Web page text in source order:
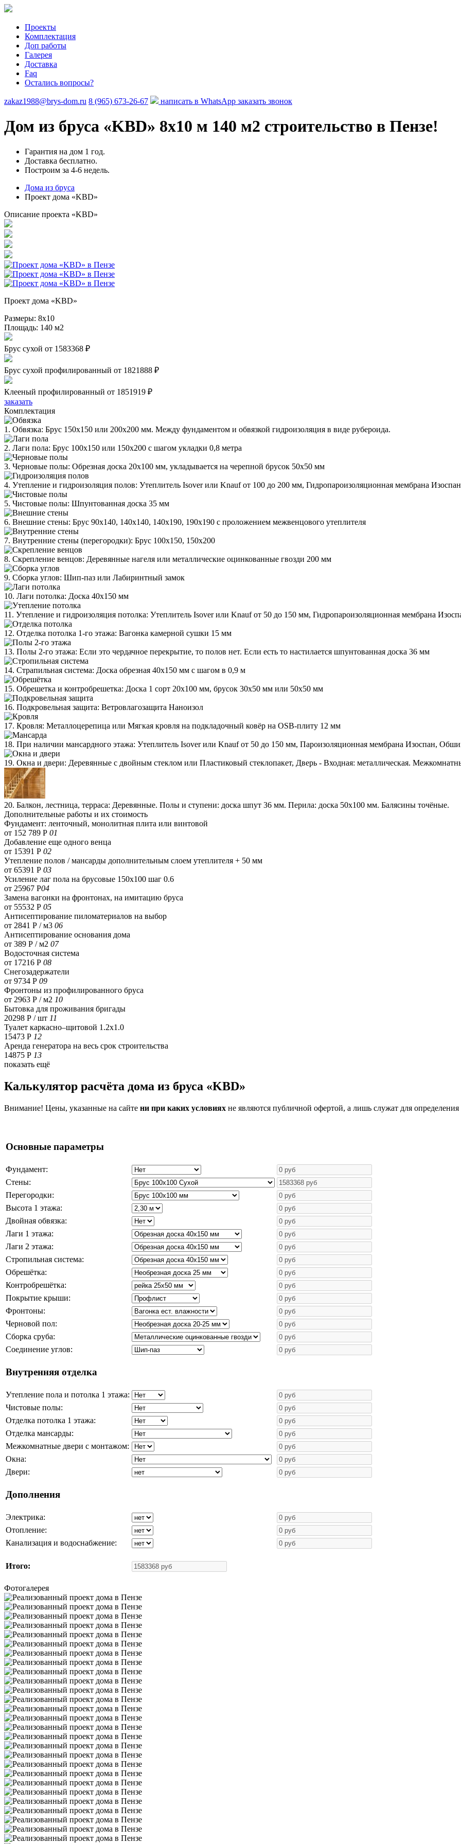
Проекты
Комплектация
Доп работы
Галерея
Доставка
Faq
Остались вопросы?
zakaz1988@brys-dom.ru 8 (965) 673-26-67 написать в WhatsApp заказать звонок
Дом из бруса «KBD» 8х10 м 140 м2 строительство в Пензе!
Гарантия на дом 1 год.
Доставка бесплатно.
Построим за 4-6 недель.
Дома из бруса
Проект дома «KBD»
Описание проекта «KBD»
Проект дома «KBD»
Размеры: 8х10
Площадь: 140 м2
Брус сухой от 1583368 ₽
Брус сухой профилированный от 1821888 ₽
Клееный профилированный от 1851919 ₽
заказать
Комплектация
1. Обвязка: Брус 150х150 или 200х200 мм. Между фундаментом и обвязкой гидроизоляция в виде рубероида.
2. Лаги пола: Брус 100х150 или 150х200 с шагом укладки 0,8 метра
3. Черновые полы: Обрезная доска 20х100 мм, укладывается на черепной брусок 50х50 мм
4. Утепление и гидроизоляция полов: Утеплитель Isover или Knauf от 100 до 200 мм, Гидропароизоляционная мембрана Изоспан
5. Чистовые полы: Шпунтованная доска 35 мм
6. Внешние стены: Брус 90х140, 140х140, 140х190, 190х190 с проложением межвенцового утеплителя
7. Внутренние стены (перегородки): Брус 100х150, 150х200
8. Скрепление венцов: Деревянные нагеля или металлические оцинкованные гвозди 200 мм
9. Сборка углов: Шип-паз или Лабиринтный замок
10. Лаги потолка: Доска 40х150 мм
11. Утепление и гидроизоляция потолка: Утеплитель Isover или Knauf от 50 до 150 мм, Гидропароизоляционная мембрана
12. Отделка потолка 1-го этажа: Вагонка камерной сушки 15 мм
13. Полы 2-го этажа: Если это чердачное перекрытие, то полов нет. Если есть то настилается шпунтованная доска 36 мм
14. Страпильная система: Доска обрезная 40х150 мм с шагом в 0,9 м
15. Обрешетка и контробрешетка: Доска 1 сорт 20х100 мм, брусок 30х50 мм или 50х50 мм
16. Подкровельная защита: Ветровлагозащита Наноизол
17. Кровля: Металлоцерепица или Мягкая кровля на подкладочный ковёр на OSB-плиту 12 мм
18. При наличии мансардного этажа: Утеплитель Isover или Knauf от 50 до 150 мм, Пароизоляционная мембрана Изоспан,
19. Окна и двери: Деревянные с двойным стеклом или Пластиковый стеклопакет, Дверь - Входная: металлическая.
20. Балкон, лестница, терраса: Деревянные. Полы и ступени: доска шпут 36 мм. Перила: доска 50х100 мм. Балясины точёные.
Дополнительные работы и их стоимость
Фундамент: ленточный, монолитная плита или винтовой
от 152 789 Р 01
Добавление еще одного венца
от 15391 Р 02
Утепление полов / мансарды дополнительным слоем утеплителя + 50 мм
от 65391 Р 03
Усиление лаг пола на брусовые 150х100 шаг 0.6
от 25967 Р04
Замена вагонки на фронтонах, на имитацию бруса
от 55532 Р 05
Антисептирование пиломатериалов на выбор
от 2841 Р / м3 06
Антисептирование основания дома
от 389 Р / м2 07
Водосточная система
от 17216 Р 08
Снегозадержатели
от 9734 Р 09
Фронтоны из профилированного бруса
от 2963 Р / м2 10
Бытовка для проживания бригады
20298 Р / шт 11
Туалет каркасно–щитовой 1.2х1.0
15473 Р 12
Аренда генератора на весь срок строительства
14875 Р 13
показать ещё
Калькулятор расчёта дома из бруса «KBD»
Внимание! Цены, указанные на сайте ни при каких условиях не являются публичной офертой, а лишь служат для
Основные параметры
Фундамент:
Стены:
Перегородки:
Высота 1 этажа:
Двойная обвязка:
Лаги 1 этажа:
Лаги 2 этажа:
Стропильная система:
Обрешётка:
Контробрешётка:
Покрытие крыши:
Фронтоны:
Черновой пол:
Сборка сруба:
Соединение углов:
Внутренняя отделка
Утепление пола и потолка 1 этажа:
Чистовые полы:
Отделка потолка 1 этажа:
Отделка мансарды:
Межкомнатные двери с монтажом:
Окна:
Двери:
Дополнения
Электрика:
Отопление:
Канализация и водоснабжение:
Итого:
Фотогалерея